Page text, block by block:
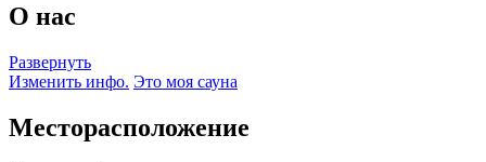
О нас
Развернуть
Изменить инфо. Это моя сауна
Месторасположение